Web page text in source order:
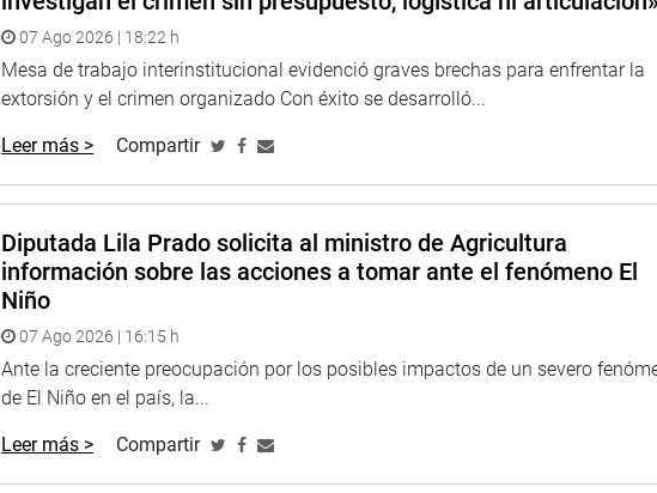
07 Ago 2026 | 18:22 h
Mesa de trabajo interinstitucional evidenció graves brechas para enfrentar la
extorsión y el crimen organizado Con éxito se desarrolló...
Leer más > Compartir
Diputada Lila Prado solicita al ministro de Agricultura
información sobre las acciones a tomar ante el fenómeno El
Niño
07 Ago 2026 | 16:15 h
Ante la creciente preocupación por los posibles impactos de un severo
de El Niño en el país, la...
Leer más > Compartir